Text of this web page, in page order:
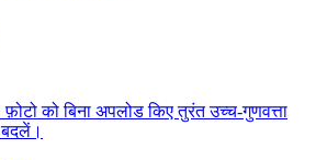
को बिना अपलोड किए तुरंत उच्च-गुणवत्ता
बदलें।